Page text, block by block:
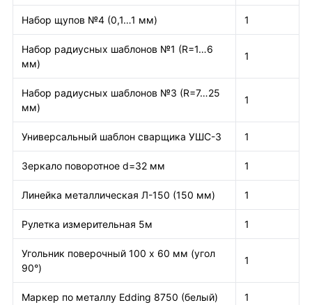
Набор щупов №4 (0,1…1 мм) 1
Набор радиусных шаблонов №1 (R=1…6
мм)
1
Набор радиусных шаблонов №3 (R=7…25
мм)
1
Универсальный шаблон сварщика УШС-3 1
Зеркало поворотное d=32 мм 1
Линейка металлическая Л-150 (150 мм) 1
Рулетка измерительная 5м 1
Угольник поверочный 100 х 60 мм (угол
90°)
1
Маркер по металлу Edding 8750 (белый) 1